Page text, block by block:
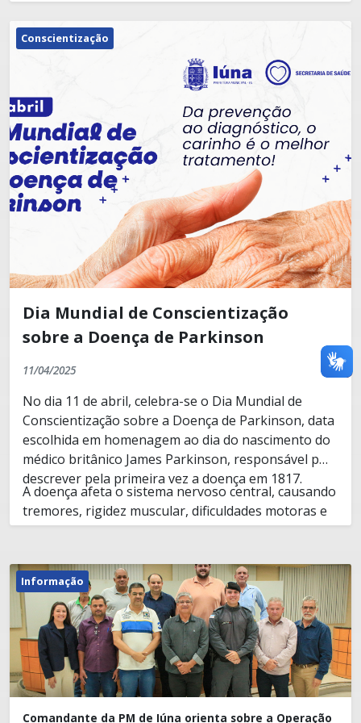
Conscientização
Dia Mundial de Conscientização
sobre a Doença de Parkinson
11/04/2025
No dia 11 de abril, celebra-se o Dia Mundial de
Conscientização sobre a Doença de Parkinson, data
escolhida em homenagem ao dia do nascimento do
médico britânico James Parkinson, responsável por
descrever pela primeira vez a doença em 1817.
A doença afeta o sistema nervoso central, causando
tremores, rigidez muscular, dificuldades motoras e
alterações no equilíbrio.
Estima-se que mais de 10 milhões de pessoas no
mundo sofram com Parkinson, e no Brasil, cerca de
200 mil casos são registrados, principalmente em
pessoas com mais de 60 anos.
Além dos sintomas motores, a doença também pode
afetar o humor e as funções cognitivas, como
memória e concentração. O tratamento envolve
fisioterapia, terapia ocupacional e medicamentos,
Informação
Comandante da PM de Iúna orienta sobre a Operação